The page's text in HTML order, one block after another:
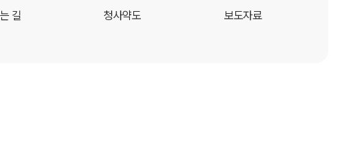
길 청사약도 보도자료